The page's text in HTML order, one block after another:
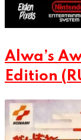
Alwa’s
Edition